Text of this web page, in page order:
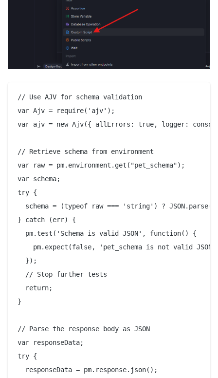
// Use AJV for schema validation
var Ajv = require('ajv');
var ajv = new Ajv({ allErrors: true, logger:
// Retrieve schema from environment
var raw = pm.environment.get("pet_schema");
var schema;
try {
schema = (typeof raw === 'string') ?
} catch (err) {
  pm.test('Schema is valid JSON', function() {
pm.expect(false, 'pet_schema is not valid
  });
  // Stop further tests
  return;
}
// Parse the response body as JSON
var responseData;
try {
  responseData = pm.response.json();